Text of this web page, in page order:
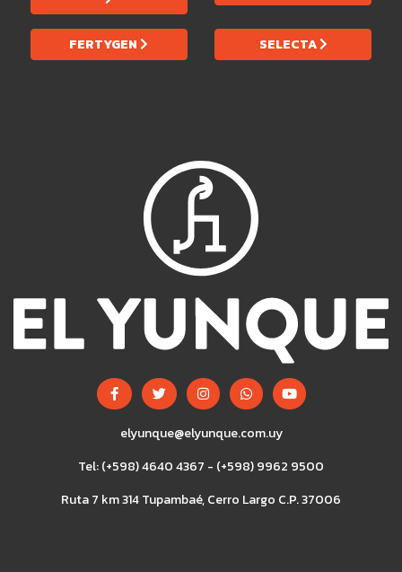
FERTYGEN SELECTA
elyunque@elyunque.com.uy
Tel: (+598) 4640 4367 - (+598) 9962 9500
Ruta 7 km 314 Tupambaé, Cerro Largo C.P. 37006